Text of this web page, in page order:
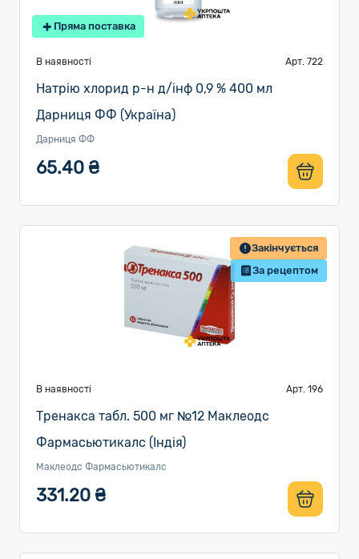
Пряма поставка
В наявності Арт. 722
Натрію хлорид р-н д/інф 0,9 % 400 мл
Дарниця ФФ (Україна)
Дарниця ФФ
65.40 ₴
Закінчується
За рецептом
В наявності Арт. 196
Тренакса табл. 500 мг №12 Маклеодс
Фармасьютикалс (Індія)
Маклеодс Фармасьютикалс
331.20 ₴